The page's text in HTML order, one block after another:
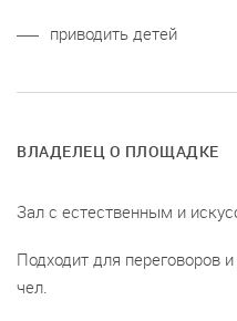
приводить детей
ВЛАДЕЛЕЦ О ПЛОЩАДКЕ
Зал с естественным и
Подходит для переговоров
чел.